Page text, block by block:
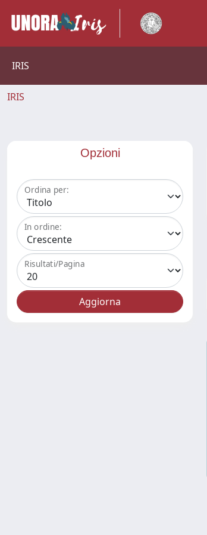
IRIS
IRIS
Opzioni
Ordina per:
In ordine:
Risultati/Pagina